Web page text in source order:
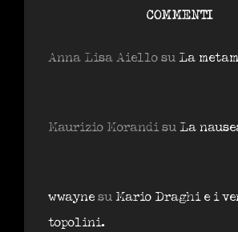
COMMENTI
Anna Lisa Aiello su La
Maurizio Morandisu La
wwayne su Mario Draghi e i
topolini.